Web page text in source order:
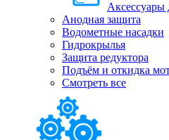
Аксессуары
Анодная защита
Водометные насадки
Гидрокрылья
Защита редуктора
Подъём и откидка
Смотреть все